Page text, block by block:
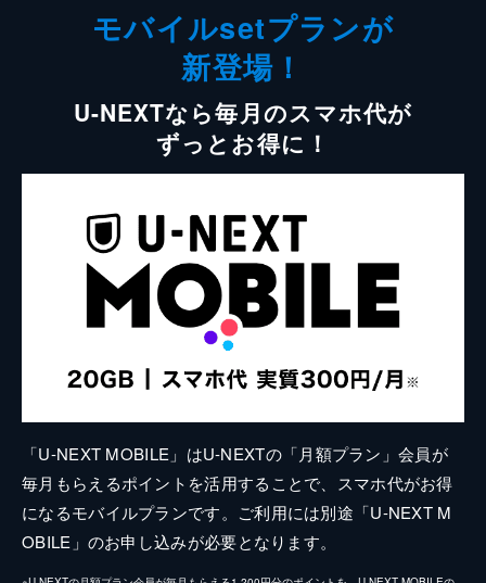
モバイルsetプランが
新登場！
U-NEXTなら毎月のスマホ代が
ずっとお得に！
「U-NEXT MOBILE」はU-NEXTの「月額プラン」会員が
毎月もらえるポイントを活用することで、スマホ代がお得
になるモバイルプランです。ご利用には別途「U-NEXT M
OBILE」のお申し込みが必要となります。